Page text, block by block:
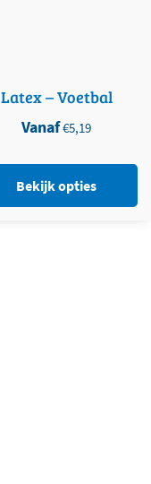
Latex – Voetbal
Vanaf€5,19
Bekijk opties